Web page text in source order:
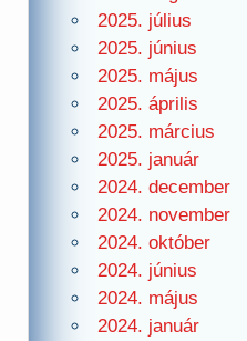
2025. július
2025. június
2025. május
2025. április
2025. március
2025. január
2024. december
2024. november
2024. október
2024. június
2024. május
2024. január